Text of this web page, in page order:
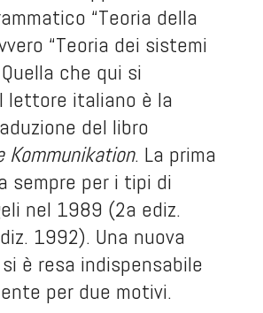
“Teoria della
“Teoria dei sistemi
Quella che qui si
lettore italiano è la
del libro
Kommunikation. La prima
sempre per i tipi di
nel 1989 (2a ediz.
1992). Una nuova
è resa indispensabile
per due motivi.